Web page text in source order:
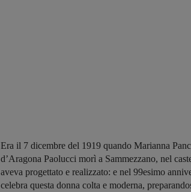
Era il 7 dicembre del 1919 quando Marianna
d’Aragona Paolucci morì a Sammezzano, nel
aveva progettato e realizzato: e nel 99esimo
celebra questa donna colta e moderna,